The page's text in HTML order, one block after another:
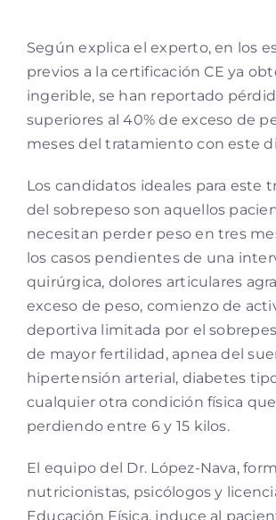
Según explica el experto, en los
previos a la certificación CE ya
ingerible, se han reportado
superiores al 40% de exceso de
meses del tratamiento con este
Los candidatos ideales para este
del sobrepeso son aquellos
necesitan perder peso en tres
los casos pendientes de una
quirúrgica, dolores articulares
exceso de peso, comienzo de
deportiva limitada por el
de mayor fertilidad, apnea del
hipertensión arterial, diabetes
cualquier otra condición física
perdiendo entre 6 y 15 kilos.
El equipo del Dr. López-Nava,
nutricionistas, psicólogos y
Educación Física, induce al